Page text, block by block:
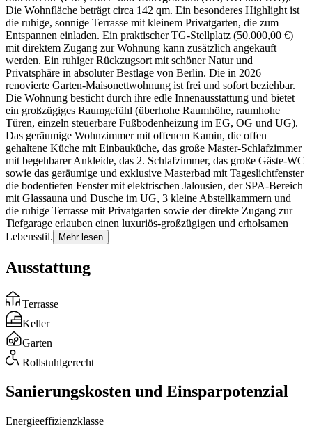
Die Wohnfläche beträgt circa 142 qm. Ein besonderes Highlight ist
die ruhige, sonnige Terrasse mit kleinem Privatgarten, die zum
Entspannen einladen. Ein praktischer TG-Stellplatz (50.000,00 €)
mit direktem Zugang zur Wohnung kann zusätzlich angekauft
werden. Ein ruhiger Rückzugsort mit schöner Natur und
Privatsphäre in absoluter Bestlage von Berlin. Die in 2026
renovierte Garten-Maisonettwohnung ist frei und sofort beziehbar.
Die Wohnung besticht durch ihre edle Innenausstattung und bietet
ein großzügiges Raumgefühl (überhohe Raumhöhe, raumhohe
Türen, einzeln steuerbare Fußbodenheizung im EG, OG und UG).
Das geräumige Wohnzimmer mit offenem Kamin, die offen
gehaltene Küche mit Einbauküche, das große Master-Schlafzimmer
mit begehbarer Ankleide, das 2. Schlafzimmer, das große Gäste-WC
sowie das geräumige und exklusive Masterbad mit Tageslichtfenster
die bodentiefen Fenster mit elektrischen Jalousien, der SPA-Bereich
mit Glassauna und Dusche im UG, 3 kleine Abstellkammern und
die ruhige Terrasse mit Privatgarten sowie der direkte Zugang zur
Tiefgarage erlauben einen luxuriös-großzügigen und erholsamen
Lebensstil.
Mehr lesen
Ausstattung
Terrasse
Keller
Garten
Rollstuhlgerecht
Sanierungskosten und Einsparpotenzial
Energieeffizienzklasse